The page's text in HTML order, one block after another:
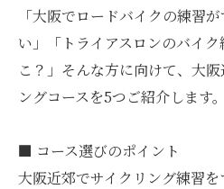
「大阪でロードバイクの練習
い」「トライアスロンのバイ
こ？」そんな方に向けて、大
ングコースを5つご紹介します。
■ コース選びのポイント
大阪近郊でサイクリング練習